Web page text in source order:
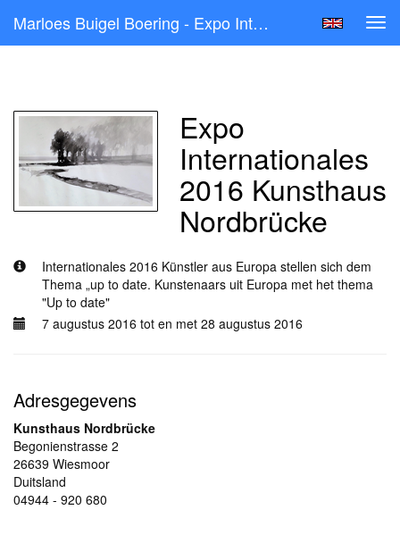
Marloes Buigel Boering - Expo Internationales 2016 Kunsthaus Nordbrücke
Expo
Internationales
2016 Kunsthaus
Nordbrücke
Internationales 2016 Künstler aus Europa stellen sich dem
Thema „up to date. Kunstenaars uit Europa met het thema
"Up to date"
7 augustus 2016 tot en met 28 augustus 2016
Adresgegevens
Kunsthaus Nordbrücke
Begonienstrasse 2
26639 Wiesmoor
Duitsland
04944 - 920 680